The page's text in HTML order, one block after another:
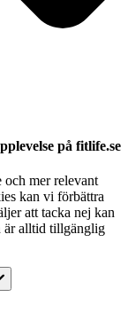
på fitlife.se
och mer relevant
kan vi förbättra
att tacka nej kan
är alltid tillgänglig